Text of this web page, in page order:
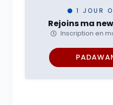
1 JOUR
Rejoins ma
Inscription en